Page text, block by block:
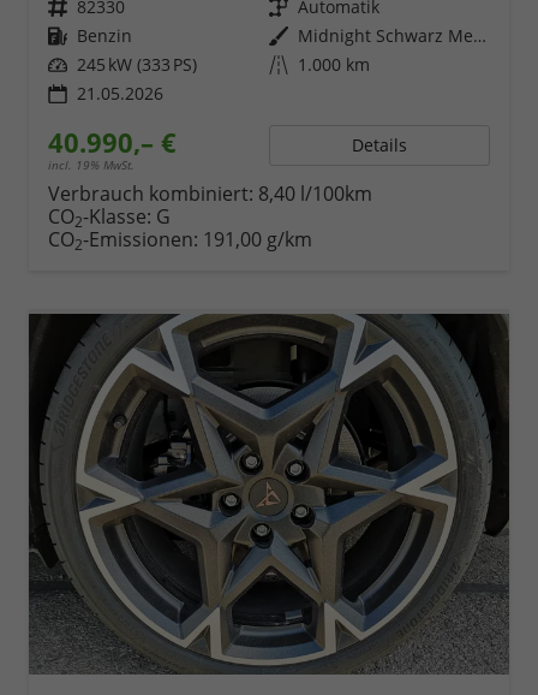
Fahrzeugnr. 82330 Getriebe Automatik
Kraftstoff Benzin Außenfarbe
Midnight Schwarz Metallic
Leistung 245 kW (333 PS) Kilometerstand 1.000 km
21.05.2026
40.990,– €
incl. 19% MwSt.
Details
Verbrauch kombiniert: 8,40 l/100km
CO2-Klasse: G
CO2-Emissionen: 191,00 g/km